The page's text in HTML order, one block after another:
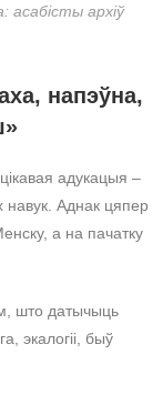
архіў
напэўна,
адукацыя –
навук. Аднак цяпер
а на пачатку
што датычыць
экалогіі, быў